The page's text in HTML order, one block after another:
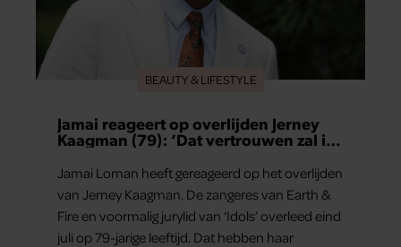
BEAUTY & LIFESTYLE
Jamai reageert op overlijden Jerney
Kaagman (79): ‘Dat vertrouwen zal ik
Jamai Loman heeft gereageerd op het overlijden
van Jerney Kaagman. De zangeres van Earth &
Fire en voormalig jurylid van ‘Idols’ overleed eind
juli op 79-jarige leeftijd. Dat hebben haar